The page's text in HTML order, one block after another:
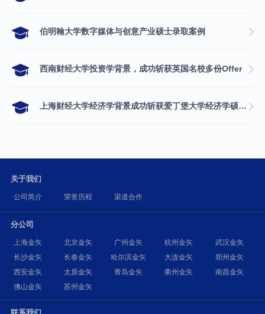
伯明翰大学数字媒体与创意产业硕士录取案例
西南财经大学投资学背景，成功斩获英国名校多份Offer
上海财经大学经济学背景成功斩获爱丁堡大学经济学硕士录取
关于我们
公司简介 荣誉历程 渠道合作
分公司
上海金矢 北京金矢 广州金矢 杭州金矢
武汉金矢
长沙金矢
长春金矢 哈尔滨金矢 大连金矢
郑州金矢
西安金矢
太原金矢 青岛金矢 衢州金矢
南昌金矢
佛山金矢
苏州金矢